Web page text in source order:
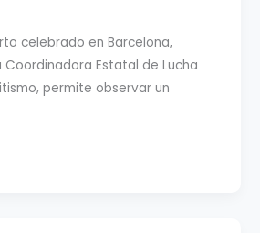
celebrado en Barcelona,
Estatal de Lucha
permite observar un